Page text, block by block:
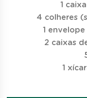
1
4 colheres
1
2 caixas
1